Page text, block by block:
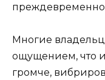
Многие
ощущением, что
громче,